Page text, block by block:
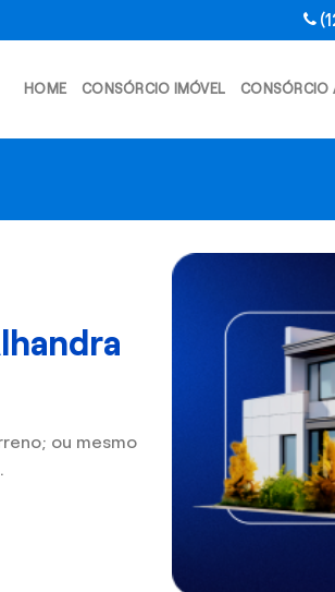
HOME CONSÓRCIO IMÓVEL CONSÓRCIO
ou mesmo